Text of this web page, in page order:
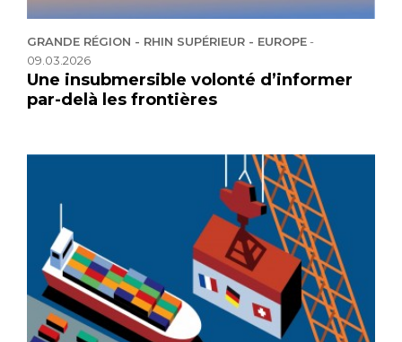
GRANDE RÉGION - RHIN SUPÉRIEUR - EUROPE-
09.03.2026
Une insubmersible volonté d’informer
par-delà les frontières